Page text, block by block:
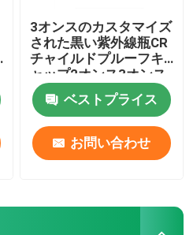
3オンスのカスタマイズ
された黒い紫外線瓶CR
チャイルドプルーフキ
ャップ2オンス3オンス
4オンスの瓶ガラス
ベストプライス
お問い合わせ